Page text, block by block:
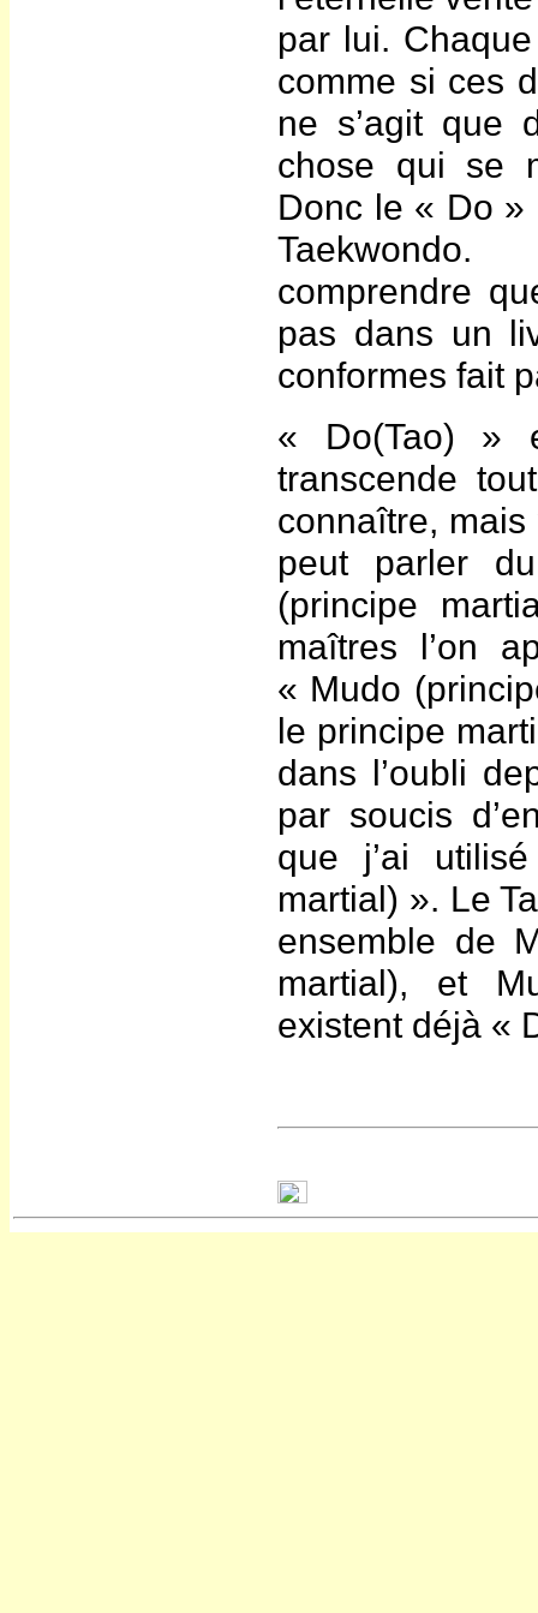
par lui.
comme si ces
ne s’agit que
chose qui se
Donc le « Do
Taekwondo.
comprendre
pas dans un
conformes fait
« Do(Tao) »
transcende
connaître, mais
peut parler
(principe
maîtres l’on
« Mudo
le principe
dans l’oubli
par soucis
que j’ai
martial) ». Le
ensemble de
martial), et
existent déjà «